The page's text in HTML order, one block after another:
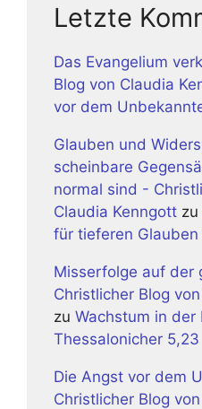
Letzte
Das Evangelium
Blog von Claudia
vor dem
Glauben und
scheinbare
normal sind -
Claudia Kenngott zu
für tieferen
Misserfolge auf der
Christlicher Blog
zu Wachstum in der
Thessalonicher 5,23
Die Angst vor dem
Christlicher Blog